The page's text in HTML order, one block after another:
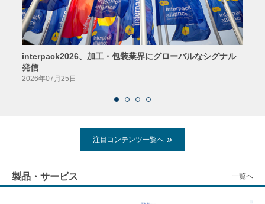
interpack2026、加工・包装業界にグローバルなシグナル